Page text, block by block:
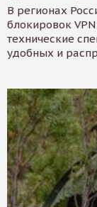
В регионах
блокировок
технические
удобных и